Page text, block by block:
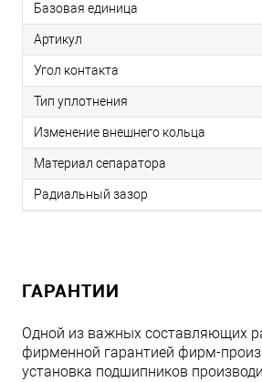
Базовая единица
Артикул
Угол контакта
Тип уплотнения
Изменение внешнего кольца
Материал сепаратора
Радиальный зазор
ГАРАНТИИ
Одной из важных составляющих
фирменной гарантией фирм-
установка подшипников